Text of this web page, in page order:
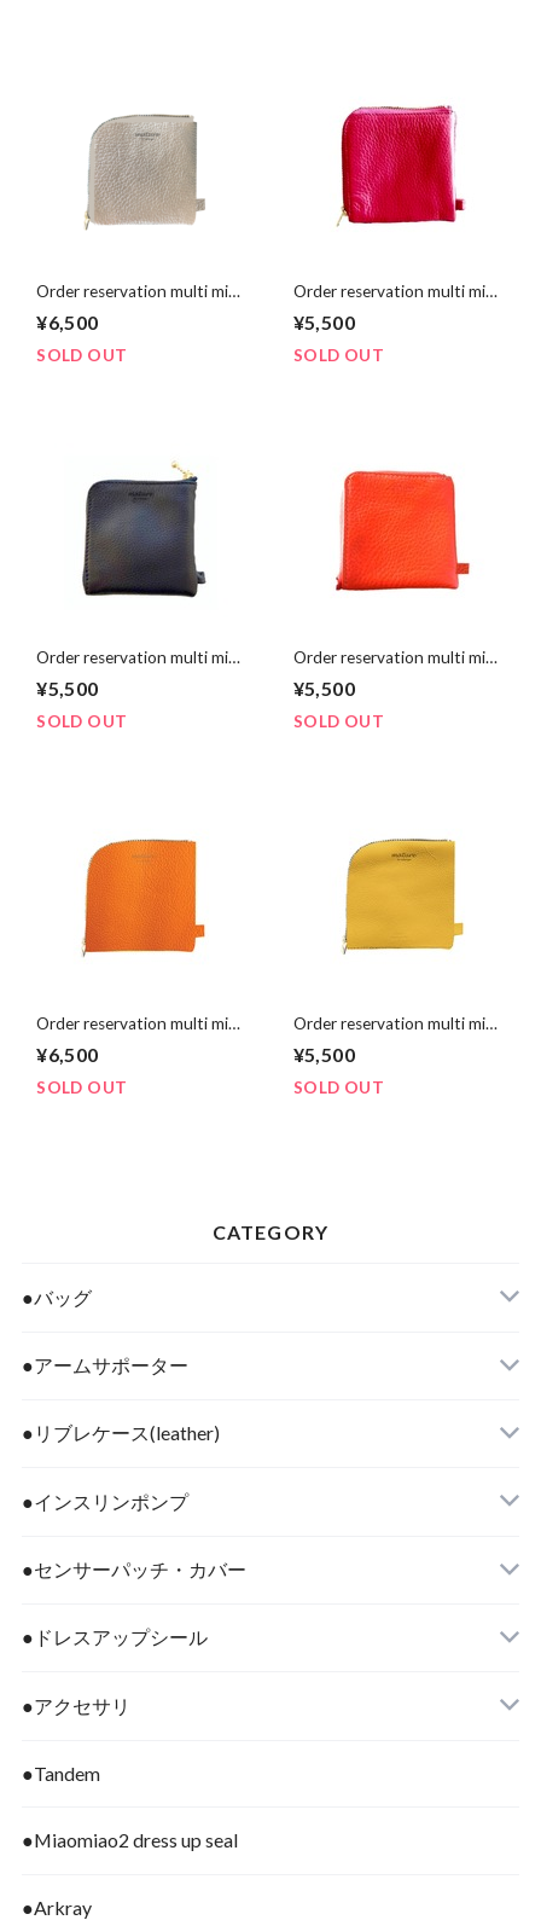
Order reservation multi mini
purse【受注予約】マルチミ
ニパース《Silver × Liberty》
¥6,500
SOLD OUT
Order reservation multi mini
purse【受注予約】マルチミ
ニパース《Pink × Liberty》
¥5,500
SOLD OUT
Order reservation multi mini
purse【受注予約】マルチミ
ニパース《Navy × Liberty》
¥5,500
SOLD OUT
Order reservation multi mini
purse【受注予約】マルチミ
ニパース
《Orange×Liberty》
¥5,500
SOLD OUT
Order reservation multi mini
purse【受注予約】マルチミ
ニパース《mikan×Liberty》
¥6,500
SOLD OUT
Order reservation multi mini
purse【受注予約】マルチミ
ニパース《Yellow ×
Liberty》
¥5,500
SOLD OUT
CATEGORY
●バッグ
●アームサポーター
●リブレケース(leather)
●インスリンポンプ
●センサーパッチ・カバー
●ドレスアップシール
●アクセサリ
●Tandem
●Miaomiao2 dress up seal
●Arkray